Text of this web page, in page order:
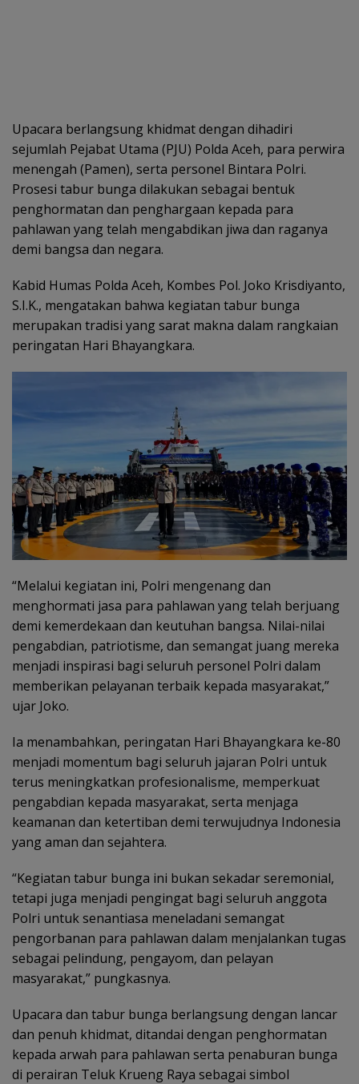
Upacara berlangsung khidmat dengan dihadiri
sejumlah Pejabat Utama (PJU) Polda Aceh, para perwira
menengah (Pamen), serta personel Bintara Polri.
Prosesi tabur bunga dilakukan sebagai bentuk
penghormatan dan penghargaan kepada para
pahlawan yang telah mengabdikan jiwa dan raganya
demi bangsa dan negara.
Kabid Humas Polda Aceh, Kombes Pol. Joko Krisdiyanto,
S.I.K., mengatakan bahwa kegiatan tabur bunga
merupakan tradisi yang sarat makna dalam rangkaian
peringatan Hari Bhayangkara.
“Melalui kegiatan ini, Polri mengenang dan
menghormati jasa para pahlawan yang telah berjuang
demi kemerdekaan dan keutuhan bangsa. Nilai-nilai
pengabdian, patriotisme, dan semangat juang mereka
menjadi inspirasi bagi seluruh personel Polri dalam
memberikan pelayanan terbaik kepada masyarakat,”
ujar Joko.
Ia menambahkan, peringatan Hari Bhayangkara ke-80
menjadi momentum bagi seluruh jajaran Polri untuk
terus meningkatkan profesionalisme, memperkuat
pengabdian kepada masyarakat, serta menjaga
keamanan dan ketertiban demi terwujudnya Indonesia
yang aman dan sejahtera.
“Kegiatan tabur bunga ini bukan sekadar seremonial,
tetapi juga menjadi pengingat bagi seluruh anggota
Polri untuk senantiasa meneladani semangat
pengorbanan para pahlawan dalam menjalankan tugas
sebagai pelindung, pengayom, dan pelayan
masyarakat,” pungkasnya.
Upacara dan tabur bunga berlangsung dengan lancar
dan penuh khidmat, ditandai dengan penghormatan
kepada arwah para pahlawan serta penaburan bunga
di perairan Teluk Krueng Raya sebagai simbol